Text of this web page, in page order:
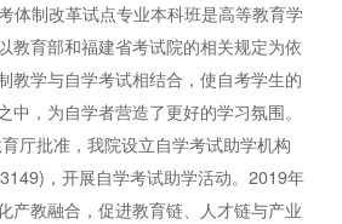
体制改革试点专业本科班是高等教育学
教育部和福建省考试院的相关规定为依
教学与自学考试相结合，使自考学生的
中，为自学者营造了更好的学习氛围。
厅批准，我院设立自学考试助学机构
，开展自学考试助学活动。2019年
产教融合，促进教育链、人才链与产业